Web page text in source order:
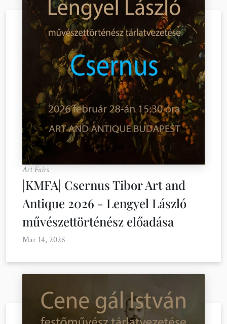
Art Fairs
|KMFA| Csernus Tibor Art and
Antique 2026 - Lengyel László
művészettörténész előadása
Mar 14, 2026